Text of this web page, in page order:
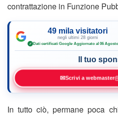
contrattazione in Funzione
49 mila visitatori
negli ultimi 28 giorni
✓ Dati certificati Google·Aggiornato al 06 Agosto
Il tuo
✉Scrivi a
In tutto ciò, permane poca